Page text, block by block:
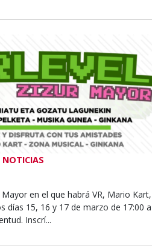
en el que habrá VR, Mario Kart,
días 15, 16 y 17 de marzo de 17:00 a
Inscrí...